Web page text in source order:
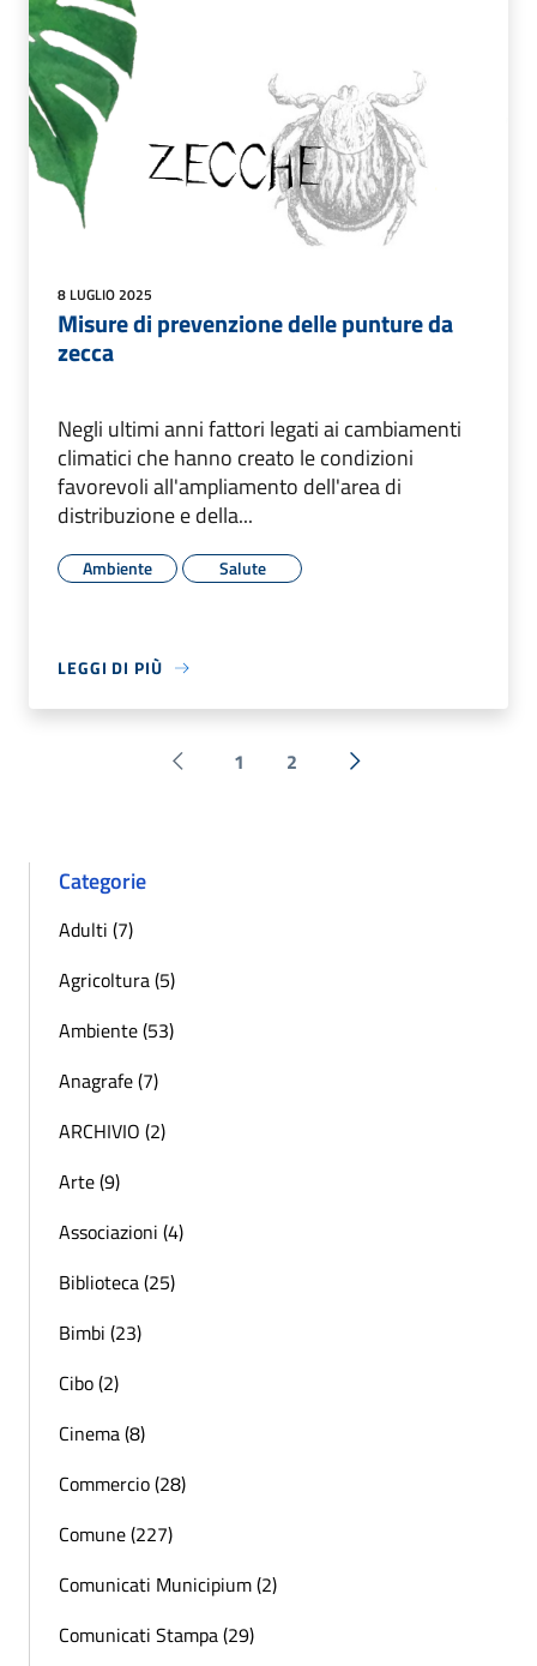
8 LUGLIO 2025
Misure di prevenzione delle punture da
zecca
Negli ultimi anni fattori legati ai cambiamenti
climatici che hanno creato le condizioni
favorevoli all'ampliamento dell'area di
distribuzione e della...
Ambiente Salute
LEGGI DI PIÙ
Pagina precedente
1 2 Successiva »
Categorie
Adulti (7)
Agricoltura (5)
Ambiente (53)
Anagrafe (7)
ARCHIVIO (2)
Arte (9)
Associazioni (4)
Biblioteca (25)
Bimbi (23)
Cibo (2)
Cinema (8)
Commercio (28)
Comune (227)
Comunicati Municipium (2)
Comunicati Stampa (29)